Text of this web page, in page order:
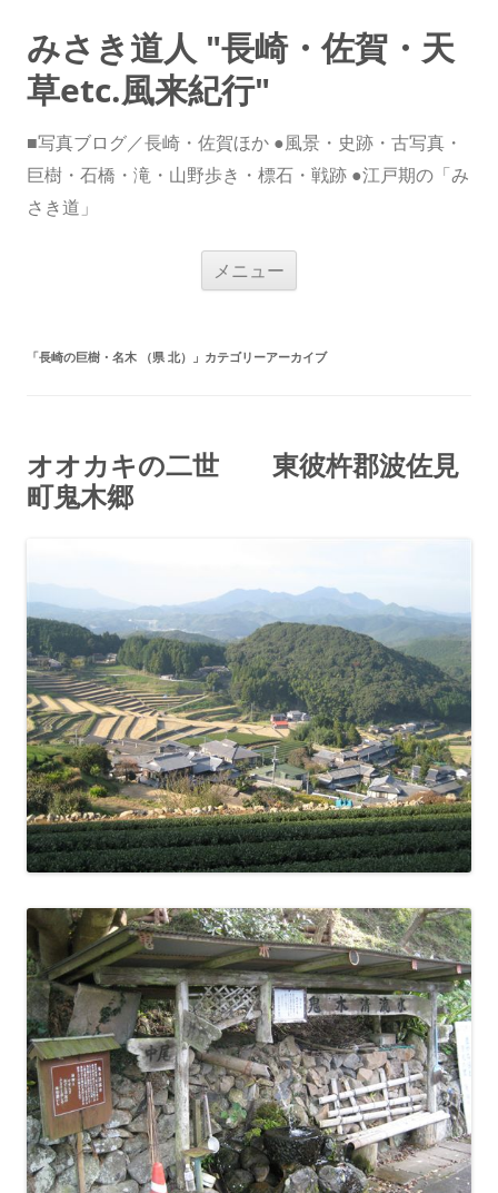
みさき道人 "長崎・佐賀・天
草etc.風来紀行"
■写真ブログ／長崎・佐賀ほか ●風景・史跡・古写真・
巨樹・石橋・滝・山野歩き・標石・戦跡 ●江戸期の「み
さき道」
メニュー
ス
キ
「長崎の巨樹・名木 （県 北） 」カテゴリーアーカイブ
オオカキの二世 東彼杵郡波佐見
町鬼木郷